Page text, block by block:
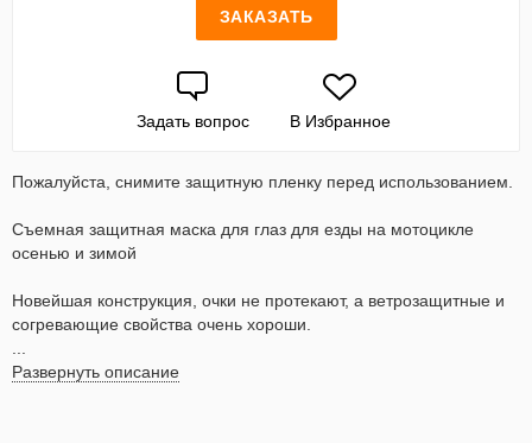
ЗАКАЗАТЬ
Задать вопрос В Избранное
Пожалуйста, снимите защитную пленку перед использованием.
Съемная защитная маска для глаз для езды на мотоцикле
осенью и зимой
Новейшая конструкция, очки не протекают, а ветрозащитные и
согревающие свойства очень хороши.
Развернуть описание